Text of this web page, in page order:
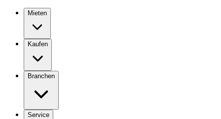
Mieten
Kaufen
Branchen
Service